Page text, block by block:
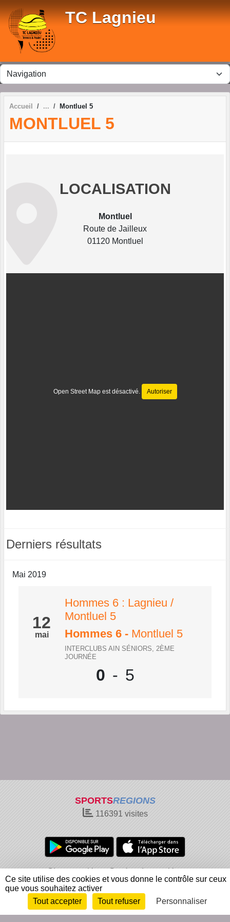
TC Lagnieu
Accueil Montluel 5
MONTLUEL 5
LOCALISATION
Montluel
Route de Jailleux
01120 Montluel
Open Street Map est désactivé. Autoriser
Derniers résultats
Mai 2019
12
mai
Hommes 6 : Lagnieu /
Montluel 5
Hommes 6 - Montluel 5
INTERCLUBS AIN SÉNIORS, 2ÈME
JOURNÉE
0 - 5
SPORTSREGIONS
116391 visites
Charte cookies
Gestion des cookies
Informations légales
Signaler un contenu inapproprié
Envie de participer ? Connexion
Ce site utilise des cookies et vous donne le contrôle sur ceux
que vous souhaitez activer
Tout accepter
Tout refuser Personnaliser